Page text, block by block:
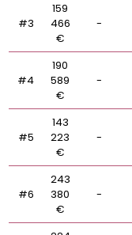
#3
159
466
€
-
#4
190
589
€
-
#5
143
223
€
-
#6
243
380
€
-